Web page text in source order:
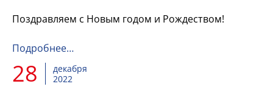
Поздравляем с Новым годом и Рождеством!
Подробнее…
28
декабря
2022